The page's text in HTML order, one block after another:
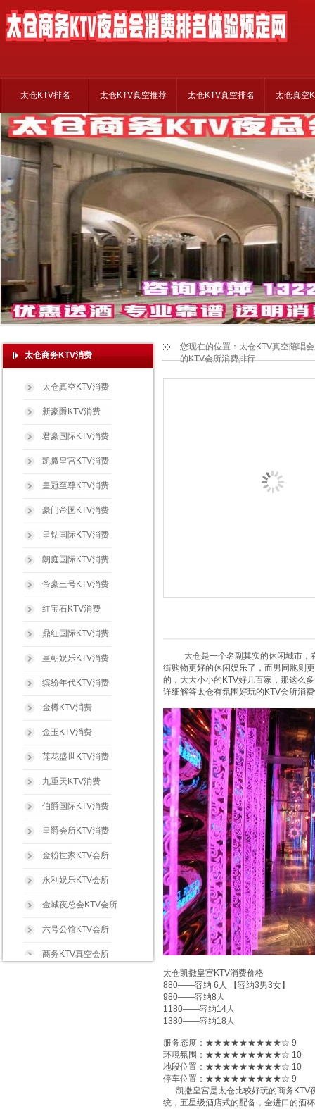
太仓KTV排名 太仓KTV真空推荐 太仓KTV真空排名 太仓真空
太仓商务KTV消费
太仓真空KTV消费
新豪爵KTV消费
君豪国际KTV消费
凯撒皇宫KTV消费
皇冠至尊KTV消费
豪门帝国KTV消费
皇钻国际KTV消费
朗庭国际KTV消费
帝豪三号KTV消费
红宝石KTV消费
鼎红国际KTV消费
皇朝娱乐KTV消费
缤纷年代KTV消费
金樽KTV消费
金玉KTV消费
莲花盛世KTV消费
九重天KTV消费
伯爵国际KTV消费
皇爵会所KTV消费
金粉世家KTV会所
永利娱乐KTV会所
金城夜总会KTV会所
六号公馆KTV会所
商务KTV真空会所
您现在的位置： 太仓KTV真空陪唱
的KTV会所消费排行
太仓是一个名副其实的休闲城市，在
街购物更好的休闲娱乐了，而男同胞则
的，大大小小的KTV好几百家，那这么
详细解答太仓有氛围好玩的KTV会所消
太仓凯撒皇宫KTV消费价格
880——容纳 6人 【容纳3男3女】
980——容纳8人
1180——容纳14人
1380——容纳18人
服务态度：★★★★★★★★★☆ 9
环境氛围：★★★★★★★★★☆ 10
地段位置：★★★★★★★★★☆ 10
停车位置：★★★★★★★★★☆ 9
凯撒皇宫是太仓比较好玩的商务KTV
统，五星级酒店式的配备，全进口的酒